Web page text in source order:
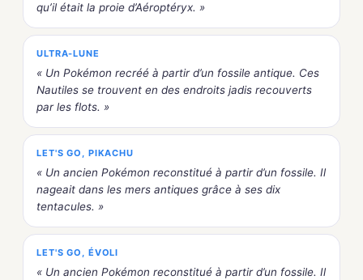
qu’il était la proie d’Aéroptéryx. »
ULTRA-LUNE
« Un Pokémon recréé à partir d’un fossile antique. Ces
Nautiles se trouvent en des endroits jadis recouverts
par les flots. »
LET'S GO, PIKACHU
« Un ancien Pokémon reconstitué à partir d’un fossile. Il
nageait dans les mers antiques grâce à ses dix
tentacules. »
LET'S GO, ÉVOLI
« Un ancien Pokémon reconstitué à partir d’un fossile. Il